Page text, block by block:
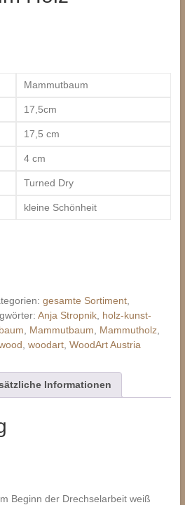
Mammutbaum
17,5cm
17,5 cm
4 cm
Turned Dry
kleine Schönheit
gesamte Sortiment,
Anja Stropnik, holz-kunst-
Mammutbaum Mammutholz,
woodart, WoodArt Austria
Informationen
Beginn der Drechselarbeit weiß